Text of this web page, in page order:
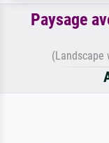
Paysage
(Landscape